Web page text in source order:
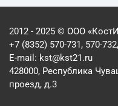
2012 - 2025 © ООО
+7 (8352) 570-731, 570-
E-mail: kst@kst21.ru
428000, Республика
проезд, д.3